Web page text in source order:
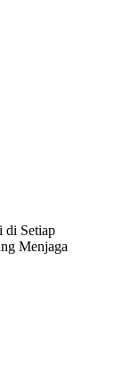
di Setiap
Menjaga